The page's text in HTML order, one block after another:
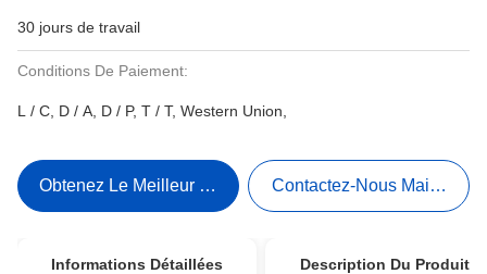
30 jours de travail
Conditions De Paiement:
L / C, D / A, D / P, T / T, Western Union,
Obtenez Le Meilleur Prix Contactez-Nous Maintenant
Informations Détaillées Description Du Produit